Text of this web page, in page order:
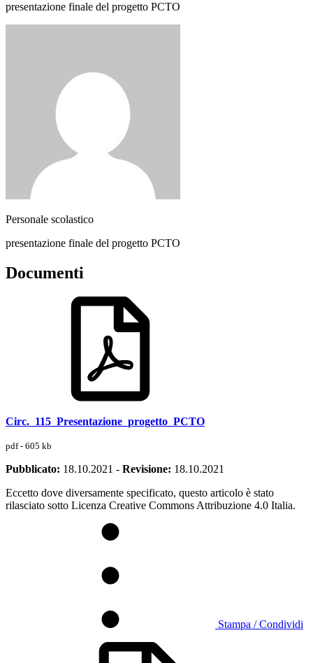
presentazione finale del progetto PCTO
Personale scolastico
presentazione finale del progetto PCTO
Documenti
Circ._115_Presentazione_progetto_PCTO
pdf - 605 kb
Pubblicato: 18.10.2021 - Revisione: 18.10.2021
Eccetto dove diversamente specificato, questo articolo è stato
rilasciato sotto Licenza Creative Commons Attribuzione 4.0 Italia.
Stampa / Condividi